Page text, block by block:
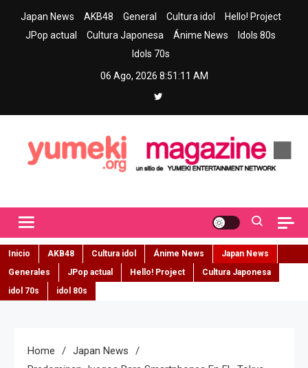
Japan News AKB48 General Cultura idol
Hello! Project
JPop actual
Cultura Japonesa Ánime News
Idols 80s
Idols 70s
06 Ago, 2026 8:51:13 AM
Inicio AKB48 Cultura idol Ánime News
Japan News
Generales
JPop actual Hello! Project
Cultura Japonesa
idol 70s
idol 80s
Home
Japan News